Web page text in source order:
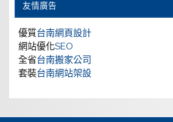
友情廣告
優質台南網頁設計
網站優化SEO
全省台南搬家公司
套裝台南網站架設